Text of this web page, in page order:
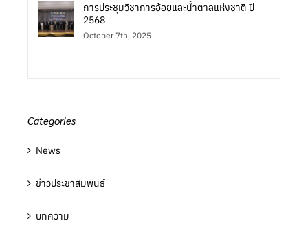
การประชุมวิชาการอ้อยและน้ำตาลแห่งชาติ ปี
2568
October 7th, 2025
Categories
News
ข่าวประชาสัมพันธ์
บทความ